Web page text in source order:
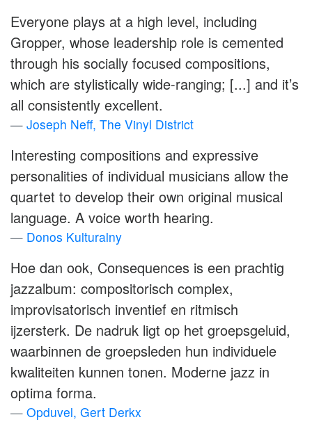
Everyone plays at a high level, including
Gropper, whose leadership role is cemented
through his socially focused compositions,
which are stylistically wide-ranging; [...] and it’s
all consistently excellent.
Joseph Neff, The Vinyl District
Interesting compositions and expressive
personalities of individual musicians allow the
quartet to develop their own original musical
language. A voice worth hearing.
Donos Kulturalny
Hoe dan ook, Consequences is een prachtig
jazzalbum: compositorisch complex,
improvisatorisch inventief en ritmisch
ijzersterk. De nadruk ligt op het groepsgeluid,
waarbinnen de groepsleden hun individuele
kwaliteiten kunnen tonen. Moderne jazz in
optima forma.
Opduvel, Gert Derkx